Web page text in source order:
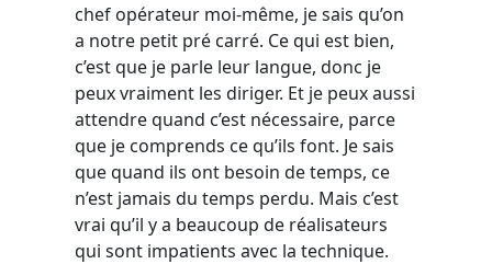
chef opérateur moi-même, je sais qu’on
a notre petit pré carré. Ce qui est bien,
c’est que je parle leur langue, donc je
peux vraiment les diriger. Et je peux aussi
attendre quand c’est nécessaire, parce
que je comprends ce qu’ils font. Je sais
que quand ils ont besoin de temps, ce
n’est jamais du temps perdu. Mais c’est
vrai qu’il y a beaucoup de réalisateurs
qui sont impatients avec la technique.